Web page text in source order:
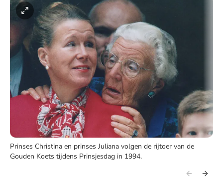
Prinses Christina en prinses Juliana volgen de rijtoer van de
Gouden Koets tijdens Prinsjesdag in 1994.